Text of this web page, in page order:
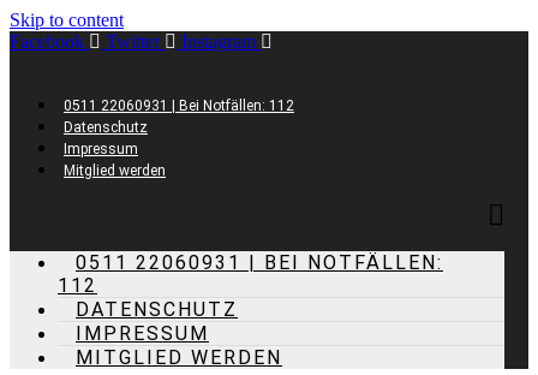
Skip to content
Facebook
Twitter Instagram
0511 22060931 | Bei Notfällen: 112
Datenschutz
Impressum
Mitglied werden
0511 22060931 | BEI NOTFÄLLEN:
112
DATENSCHUTZ
IMPRESSUM
MITGLIED WERDEN